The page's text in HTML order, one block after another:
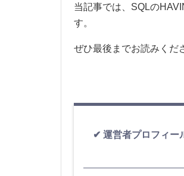
当記事では、SQLの
す。
ぜひ最後までお読みくだ
運営者プロフィー